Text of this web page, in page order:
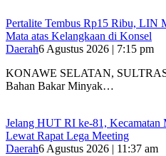
‎Pertalite Tembus Rp15 Ribu, LIN
Mata atas Kelangkaan di Konsel
Daerah6 Agustus 2026 | 7:15 pm
‎KONAWE SELATAN,
Bahan Bakar Minyak…
‎Jelang HUT RI ke-81, Kecamatan
Lewat Rapat Lega Meeting
Daerah6 Agustus 2026 | 11:37 am